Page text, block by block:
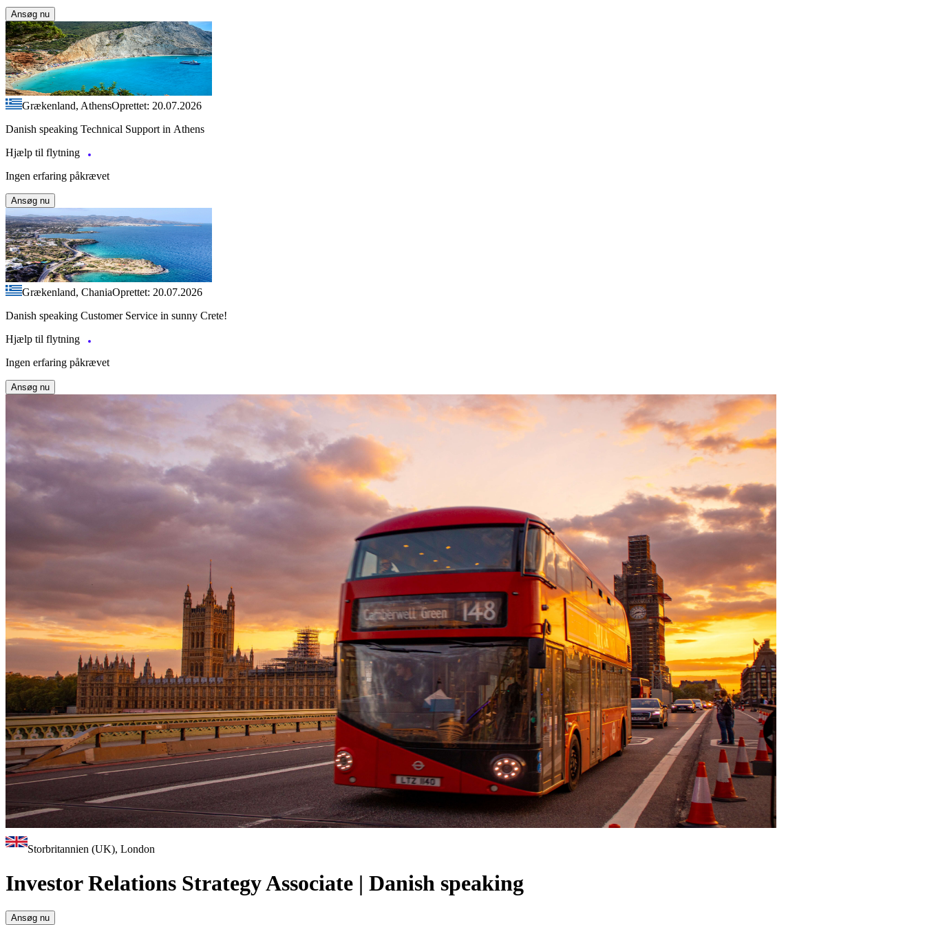
Ansøg nu
Grækenland, AthensOprettet: 20.07.2026
Danish speaking Technical Support in Athens
Hjælp til flytning
Ingen erfaring påkrævet
Ansøg nu
Grækenland, ChaniaOprettet: 20.07.2026
Danish speaking Customer Service in sunny Crete!
Hjælp til flytning
Ingen erfaring påkrævet
Ansøg nu
Storbritannien (UK), London
Investor Relations Strategy Associate | Danish speaking
Ansøg nu